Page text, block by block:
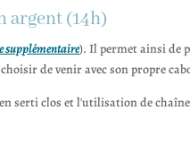
argent (14h)
supplémentaire). Il permet ainsi de
de venir avec son propre
serti clos et l'utilisation de